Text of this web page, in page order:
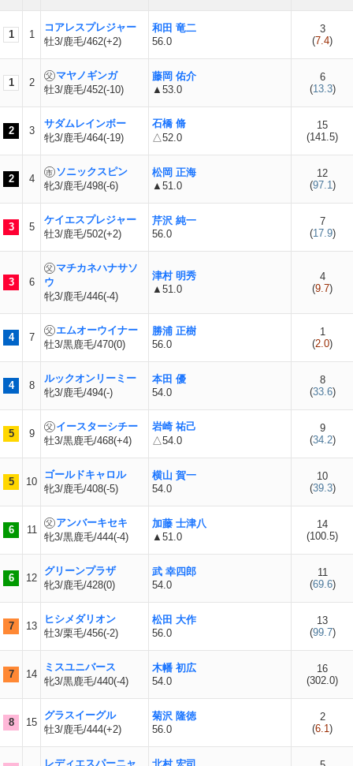
1 1
コアレスプレジャー
牡3/鹿毛/462(+2)
和田 竜二
56.0
3
(7.4)
1 2
マヤノギンガ
牡3/鹿毛/452(-10)
藤岡 佑介
▲53.0
6
(13.3)
2 3
サダムレインボー
牝3/鹿毛/464(-19)
石橋 脩
△52.0
15
(141.5)
2 4
ソニックスピン
牝3/鹿毛/498(-6)
松岡 正海
▲51.0
12
(97.1)
3 5
ケイエスプレジャー
牡3/鹿毛/502(+2)
芹沢 純一
56.0
7
(17.9)
3 6
マチカネハナサソ
ウ
牝3/鹿毛/446(-4)
津村 明秀
▲51.0
4
(9.7)
4 7
エムオーウイナー
牡3/黒鹿毛/470(0)
勝浦 正樹
56.0
1
(2.0)
4 8
ルックオンリーミー
牝3/鹿毛/494(-)
本田 優
54.0
8
(33.6)
5 9
イースターシチー
牡3/黒鹿毛/468(+4)
岩崎 祐己
△54.0
9
(34.2)
5 10
ゴールドキャロル
牝3/鹿毛/408(-5)
横山 賀一
54.0
10
(39.3)
6 11
アンバーキセキ
牝3/黒鹿毛/444(-4)
加藤 士津八
▲51.0
14
(100.5)
6 12
グリーンプラザ
牝3/鹿毛/428(0)
武 幸四郎
54.0
11
(69.6)
7 13
ヒシメダリオン
牡3/栗毛/456(-2)
松田 大作
56.0
13
(99.7)
7 14
ミスユニバース
牝3/黒鹿毛/440(-4)
木幡 初広
54.0
16
(302.0)
8 15
グラスイーグル
牡3/鹿毛/444(+2)
菊沢 隆徳
56.0
2
(6.1)
レディエスパーニャ